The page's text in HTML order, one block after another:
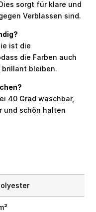
sorgt für klare und
Verblassen sind.
ist die
die Farben auch
brillant bleiben.
40 Grad waschbar,
und schön halten